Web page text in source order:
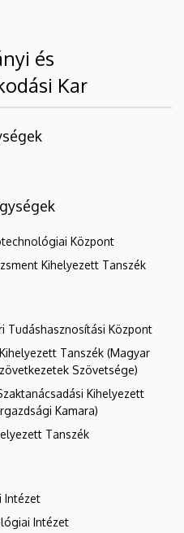
és
Kar
Központ
Kihelyezett Tanszék
Tudáshasznosítási Központ
Tanszék (Magyar
Szövetsége)
Kihelyezett
Kamara)
Tanszék
Intézet
Intézet